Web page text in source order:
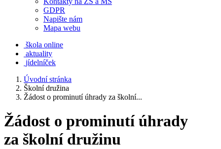
GDPR
Napište nám
Mapa webu
škola online
aktuality
jídelníček
Úvodní stránka
Školní družina
Žádost o prominutí úhrady za školní...
Žádost o prominutí úhrady
za školní družinu